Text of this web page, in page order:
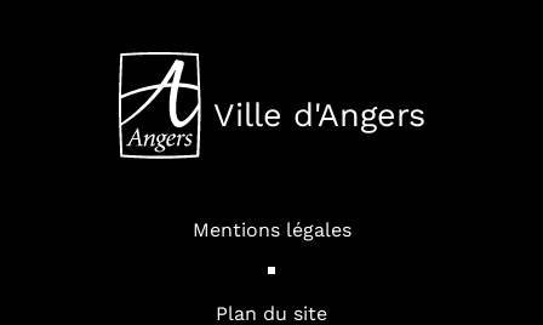
Ville d'Angers
, Ouvre une nouvelle
Mentions légales
Plan du site